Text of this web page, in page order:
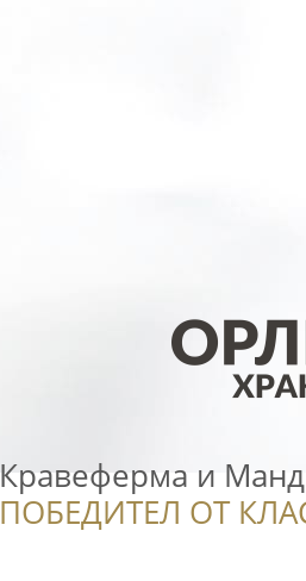
Кравеферма и
ПОБЕДИТЕЛ ОТ